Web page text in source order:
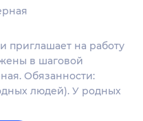
приглашает на работу
в шаговой
Обязанности:
людей). У родных